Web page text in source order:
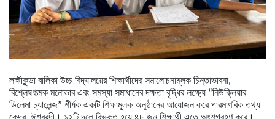
লক্ষীকুন্ডা বালিকা উচ্চ বিদ্যালয়ের শিক্ষার্থীদের সমালোচনামূলক চিন্তাভাবনা,
বিশ্লেষণাত্মক মনোভাব এবং সমস্যা সমাধানের দক্ষতা বৃদ্ধির লক্ষ্যে “নিউক্লিয়ার
ডিলেমা চ্যালেন্জ” শীর্ষক একটি শিক্ষামূলক অনুষ্ঠানের আয়োজন করে পারমাণবিক তথ্য